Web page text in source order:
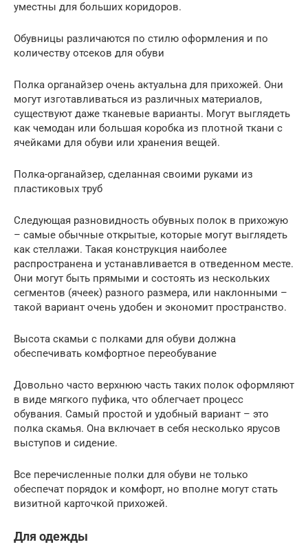
уместны для больших коридоров.
Обувницы различаются по стилю оформления и по
количеству отсеков для обуви
Полка органайзер очень актуальна для прихожей. Они
могут изготавливаться из различных материалов,
существуют даже тканевые варианты. Могут выглядеть
как чемодан или большая коробка из плотной ткани с
ячейками для обуви или хранения вещей.
Полка-органайзер, сделанная своими руками из
пластиковых труб
Следующая разновидность обувных полок в прихожую
– самые обычные открытые, которые могут выглядеть
как стеллажи. Такая конструкция наиболее
распространена и устанавливается в отведенном месте.
Они могут быть прямыми и состоять из нескольких
сегментов (ячеек) разного размера, или наклонными –
такой вариант очень удобен и экономит пространство.
Высота скамьи с полками для обуви должна
обеспечивать комфортное переобувание
Довольно часто верхнюю часть таких полок оформляют
в виде мягкого пуфика, что облегчает процесс
обувания. Самый простой и удобный вариант – это
полка скамья. Она включает в себя несколько ярусов
выступов и сидение.
Все перечисленные полки для обуви не только
обеспечат порядок и комфорт, но вполне могут стать
визитной карточкой прихожей.
Для одежды